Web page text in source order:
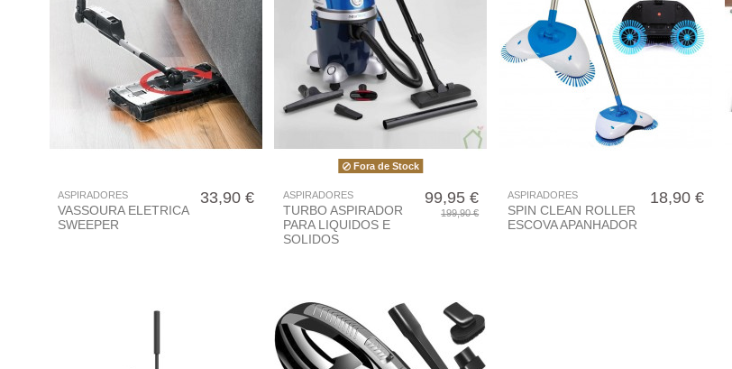
ASPIRADORES
VASSOURA ELETRICA
SWEEPER
33,90 €
Fora de Stock
ASPIRADORES
TURBO ASPIRADOR
PARA LIQUIDOS E
SOLIDOS
99,95 €
199,90 €
ASPIRADORES
SPIN CLEAN ROLLER
ESCOVA APANHADOR
18,90 €